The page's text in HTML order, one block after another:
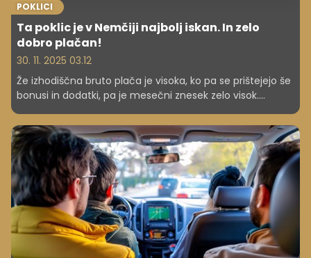
POKLICI
Ta poklic je v Nemčiji najbolj iskan. In zelo
dobro plačan!
30. 11. 2025 03.12
Že izhodiščna bruto plača je visoka, ko pa se prištejejo še
bonusi in dodatki, pa je mesečni znesek zelo visok.
Seveda je možno tudi napredovanje, če se zaposleni želi
dodatno izobraževati.